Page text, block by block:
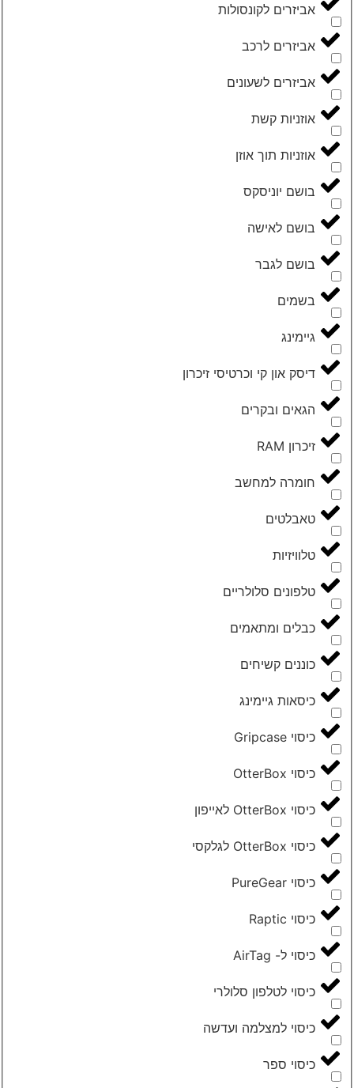
אביזרים לקונסולות
אביזרים לרכב
אביזרים לשעונים
אוזניות קשת
אוזניות תוך אוזן
בושם יוניסקס
בושם לאישה
בושם לגבר
בשמים
גיימינג
דיסק און קי וכרטיסי זיכרון
הגאים ובקרים
זיכרון RAM
חומרה למחשב
טאבלטים
טלוויזיות
טלפונים סלולריים
כבלים ומתאמים
כוננים קשיחים
כיסאות גיימינג
כיסוי Gripcase
כיסוי OtterBox
כיסוי OtterBox לאייפון
כיסוי OtterBox לגלקסי
כיסוי PureGear
כיסוי Raptic
כיסוי ל- AirTag
כיסוי לטלפון סלולרי
כיסוי למצלמה ועדשה
כיסוי ספר